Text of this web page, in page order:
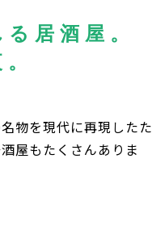
居酒屋。
物を現代に再現したた
屋もたくさんありま